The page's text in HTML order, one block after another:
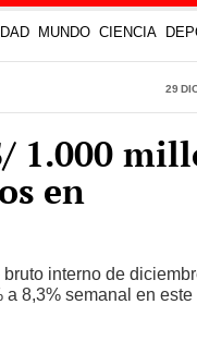
MUNDO CIENCIA
29
1.000
en
interno de
8,3% semanal en este